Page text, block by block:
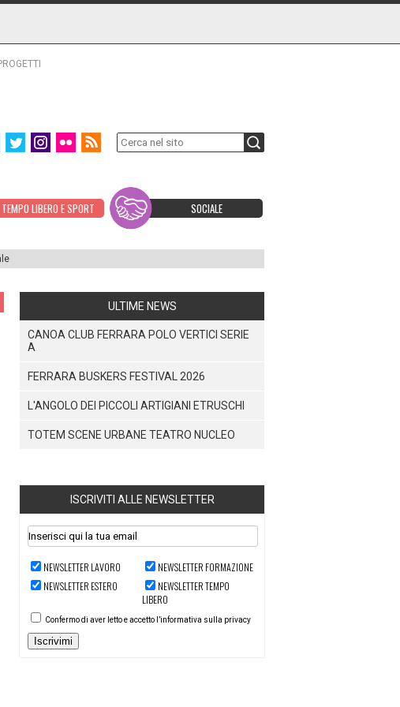
TEMPO LIBERO E SPORT SOCIALE
ULTIME NEWS
CANOA CLUB FERRARA POLO VERTICI SERIE
A
FERRARA BUSKERS FESTIVAL 2026
L'ANGOLO DEI PICCOLI ARTIGIANI ETRUSCHI
TOTEM SCENE URBANE TEATRO NUCLEO
ISCRIVITI ALLE NEWSLETTER
NEWSLETTER LAVORO
NEWSLETTER FORMAZIONE
NEWSLETTER ESTERO
NEWSLETTER TEMPO
LIBERO
Confermo di aver letto e accetto l’informativa sulla privacy
Iscrivimi